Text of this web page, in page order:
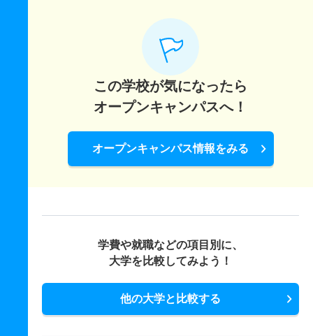
この学校が気になったら
オープンキャンパスへ！
オープンキャンパス情報をみる
学費や就職などの項目別に、
大学を比較してみよう！
他の大学と比較する